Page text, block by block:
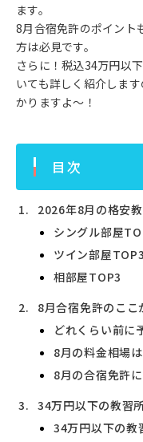
ます。
8月合宿免許のポイント
方は必見です。
さらに！税込34万円以
いても詳しく紹介しま
かりますよ〜！
目次
2026年8月の格安
シングル部屋
ツイン部屋TOP3
相部屋TOP3
8月合宿免許のここ
どれくらい前に
8月の料金相場
8月の合宿免許
34万円以下の教習
34万円以下の教